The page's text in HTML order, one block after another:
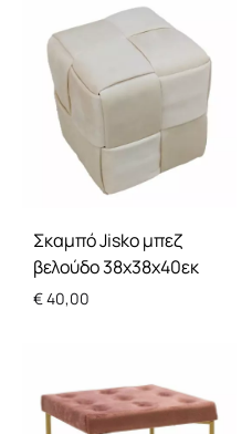
Σκαμπό Jisko μπεζ
βελούδο 38x38x40εκ
€40,00